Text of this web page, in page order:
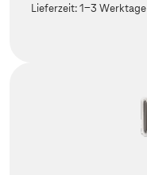
Lieferzeit:1-3 Werktage